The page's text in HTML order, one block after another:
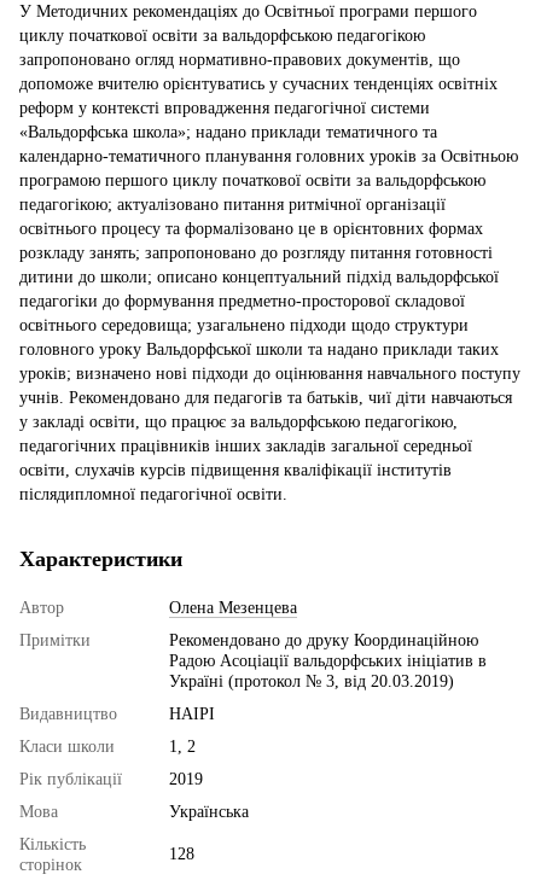
У Методичних рекомендаціях до Освітньої програми першого
циклу початкової освіти за вальдорфською педагогікою
запропоновано огляд нормативно-правових документів, що
допоможе вчителю орієнтуватись у сучасних тенденціях освітніх
реформ у контексті впровадження педагогічної системи
«Вальдорфська школа»; надано приклади тематичного та
календарно-тематичного планування головних уроків за Освітньою
програмою першого циклу початкової освіти за вальдорфською
педагогікою; актуалізовано питання ритмічної організації
освітнього процесу та формалізовано це в орієнтовних формах
розкладу занять; запропоновано до розгляду питання готовності
дитини до школи; описано концептуальний підхід вальдорфської
педагогіки до формування предметно-просторової складової
освітнього середовища; узагальнено підходи щодо структури
головного уроку Вальдорфської школи та надано приклади таких
уроків; визначено нові підходи до оцінювання навчального поступу
учнів. Рекомендовано для педагогів та батьків, чиї діти навчаються
у закладі освіти, що працює за вальдорфською педагогікою,
педагогічних працівників інших закладів загальної середньої
освіти, слухачів курсів підвищення кваліфікації інститутів
післядипломної педагогічної освіти.
Характеристики
Автор
Олена Мезенцева
Примітки
Рекомендовано до друку Координаційною
Радою Асоціації вальдорфських ініціатив в
Україні (протокол № 3, від 20.03.2019)
Видавництво
НАІРІ
Класи школи
1, 2
Рік публікації
2019
Мова
Українська
Кількість
сторінок
128